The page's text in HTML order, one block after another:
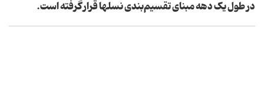
در طول یک دهه مبنای تقسیم‌بندی نسل‏ها قرار گرفته است.